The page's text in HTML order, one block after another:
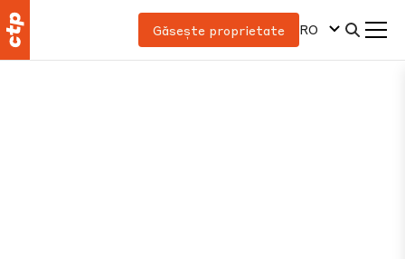
Găsește proprietate RO